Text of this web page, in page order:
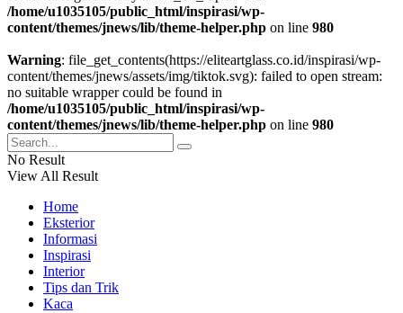
/home/u1035105/public_html/inspirasi/wp-
content/themes/jnews/lib/theme-helper.php on line 980
Warning: file_get_contents(https://eliteartglass.co.id/inspirasi/wp-
content/themes/jnews/assets/img/tiktok.svg): failed to open stream:
no suitable wrapper could be found in
/home/u1035105/public_html/inspirasi/wp-
content/themes/jnews/lib/theme-helper.php on line 980
No Result
View All Result
Home
Eksterior
Informasi
Inspirasi
Interior
Tips dan Trik
Kaca